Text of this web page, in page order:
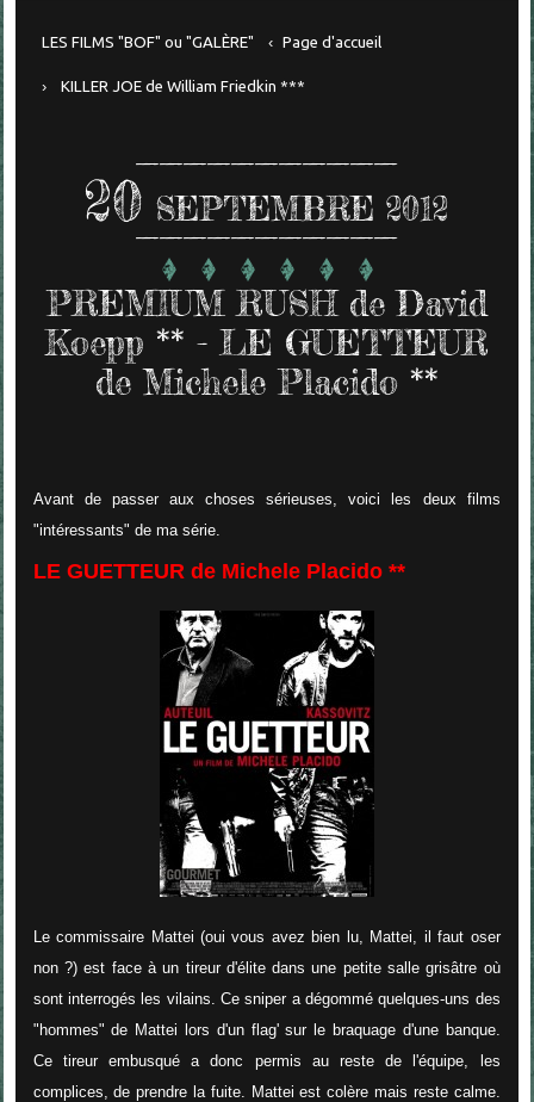
LES FILMS "BOF" ou "GALÈRE" Page d'accueil
KILLER JOE de William Friedkin ***
20 SEPTEMBRE 2012
PREMIUM RUSH de David
Koepp ** - LE GUETTEUR
de Michele Placido **
Avant de passer aux choses sérieuses, voici les deux films
"intéressants" de ma série.
LE GUETTEUR de Michele Placido **
Le commissaire Mattei (oui vous avez bien lu, Mattei, il faut oser
non ?) est face à un tireur d'élite dans une petite salle grisâtre où
sont interrogés les vilains. Ce sniper a dégommé quelques-uns des
"hommes" de Mattei lors d'un flag' sur le braquage d'une banque.
Ce tireur embusqué a donc permis au reste de l'équipe, les
complices, de prendre la fuite. Mattei est colère mais reste calme.